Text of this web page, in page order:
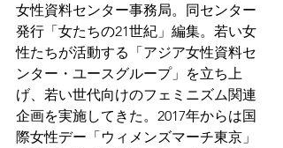
女性資料センター事務局。同センター
発行「女たちの21世紀」編集。若い女
性たちが活動する「アジア女性資料セ
ンター・ユースグループ」を立ち上
げ、若い世代向けのフェミニズム関連
企画を実施してきた。2017年からは国
際女性デー「ウィメンズマーチ東京」